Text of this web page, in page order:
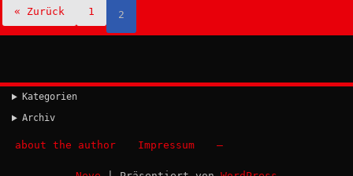
« Zurück 1 2
Kategorien
Archiv
about the author Impressum –